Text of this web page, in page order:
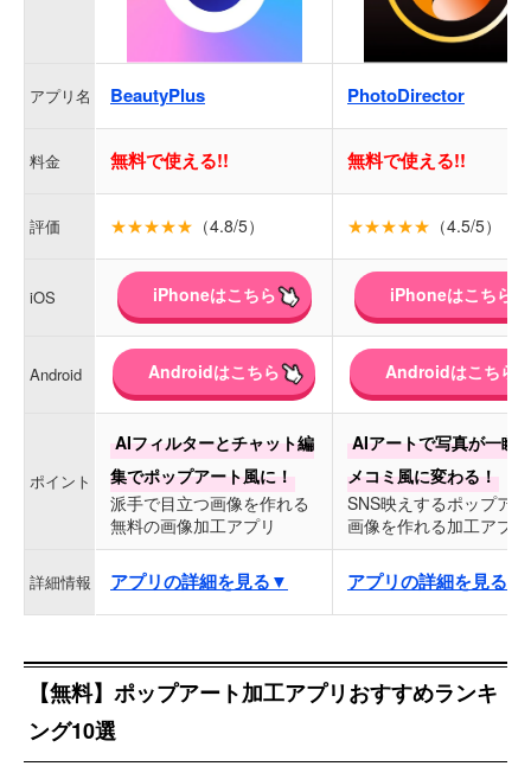
アプリ名 BeautyPlus PhotoDirector
料金 無料で使える!! 無料で使える!!
評価 ★★★★★ （4.8/5） ★★★★★ （4.5/5）
iOS iPhoneはこちら iPhoneはこちら
Android Androidはこちら Androidはこちら
ポイント
AIフィルターとチャット編
集でポップアート風に！
派手で目立つ画像を作れる
無料の画像加工アプリ
AIアートで写真が一瞬
メコミ風に変わる！
SNS映えするポップア
画像を作れる加工アプリ
詳細情報 アプリの詳細を見る▼ アプリの詳細を見る▼
【無料】ポップアート加工アプリおすすめランキ
ング10選